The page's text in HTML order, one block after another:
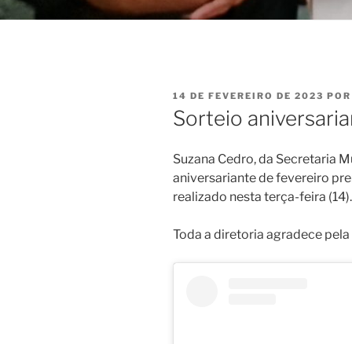
PUBLICADO
EM
14 DE FEVEREIRO DE 2023 POR
Sorteio
Suzana Cedro, da Secretaria
aniversariante de fevereiro
realizado nesta terça-feira (14).
Toda a diretoria agradece